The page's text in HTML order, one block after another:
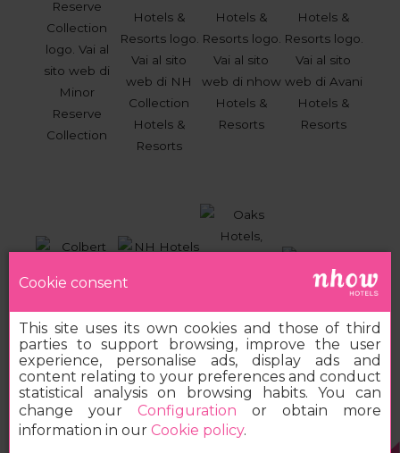
Cookie consent
This site uses its own cookies and those of third
parties to support browsing, improve the user
experience, personalise ads, display ads and
content relating to your preferences and conduct
statistical analysis on browsing habits. You can
change your Configuration or obtain more
information in our Cookie policy.